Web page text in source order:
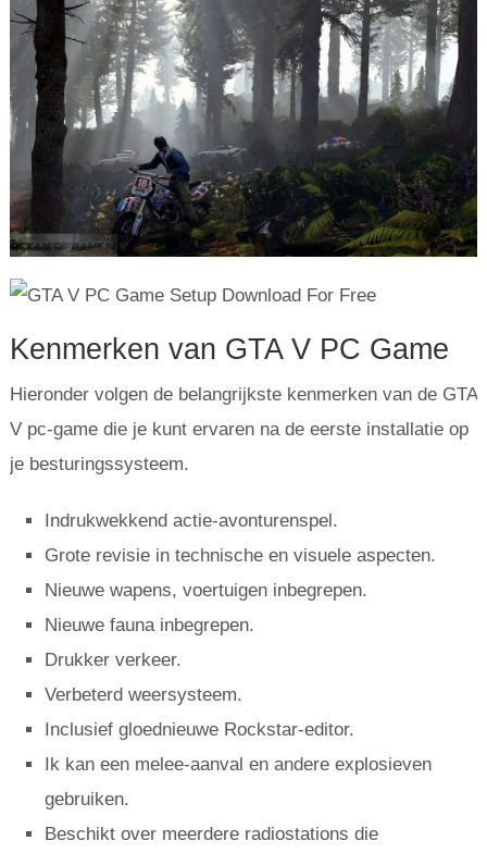
Kenmerken van GTA V PC Game
Hieronder volgen de belangrijkste kenmerken van de GTA
V pc-game die je kunt ervaren na de eerste installatie op
je besturingssysteem.
Indrukwekkend actie-avonturenspel.
Grote revisie in technische en visuele aspecten.
Nieuwe wapens, voertuigen inbegrepen.
Nieuwe fauna inbegrepen.
Drukker verkeer.
Verbeterd weersysteem.
Inclusief gloednieuwe Rockstar-editor.
Ik kan een melee-aanval en andere explosieven
gebruiken.
Beschikt over meerdere radiostations die